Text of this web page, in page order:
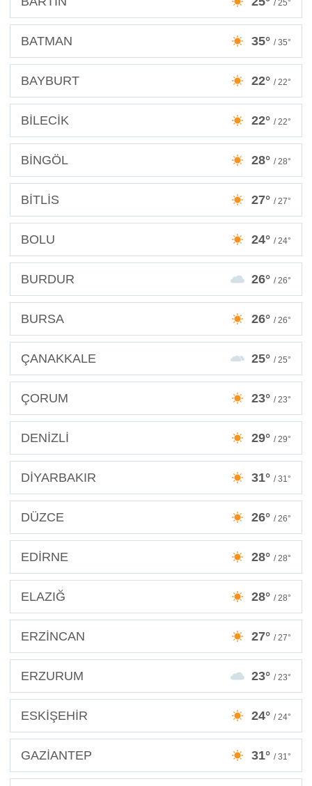
/ 25°
BATMAN 35° / 35°
BAYBURT 22° / 22°
BİLECİK 22° / 22°
BİNGÖL 28° / 28°
BİTLİS 27° / 27°
BOLU 24° / 24°
BURDUR 26° / 26°
BURSA 26° / 26°
ÇANAKKALE 25° / 25°
ÇORUM 23° / 23°
DENİZLİ 29° / 29°
DİYARBAKIR 31° / 31°
DÜZCE 26° / 26°
EDİRNE 28° / 28°
ELAZIĞ 28° / 28°
ERZİNCAN 27° / 27°
ERZURUM 23° / 23°
ESKİŞEHİR 24° / 24°
GAZİANTEP 31° / 31°